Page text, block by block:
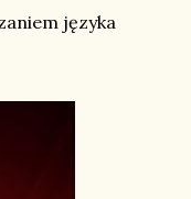
języka